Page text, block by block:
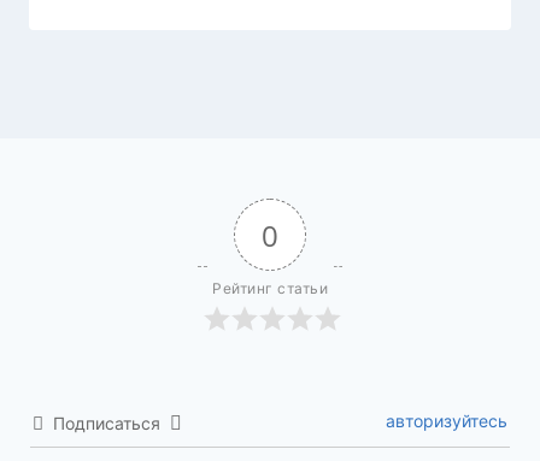
0
Рейтинг статьи
Подписаться авторизуйтесь